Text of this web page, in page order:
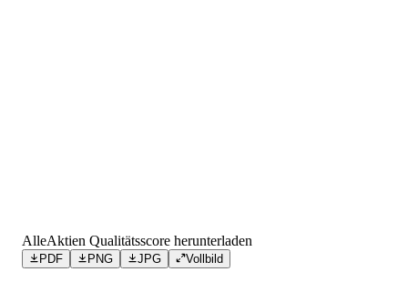
AlleAktien Qualitätsscore herunterladen
PDF PNG JPG Vollbild